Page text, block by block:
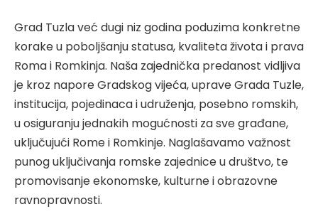
Grad Tuzla već dugi niz godina poduzima konkretne
korake u poboljšanju statusa, kvaliteta života i prava
Roma i Romkinja. Naša zajednička predanost vidljiva
je kroz napore Gradskog vijeća, uprave Grada Tuzle,
institucija, pojedinaca i udruženja, posebno romskih,
u osiguranju jednakih mogućnosti za sve građane,
uključujući Rome i Romkinje. Naglašavamo važnost
punog uključivanja romske zajednice u društvo, te
promovisanje ekonomske, kulturne i obrazovne
ravnopravnosti.